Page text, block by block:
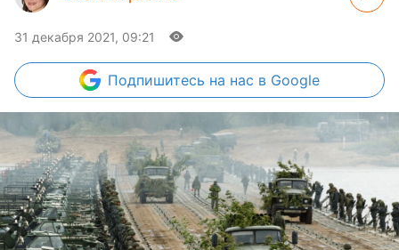
31 декабря 2021, 09:21
Подпишитесь на нас в Google